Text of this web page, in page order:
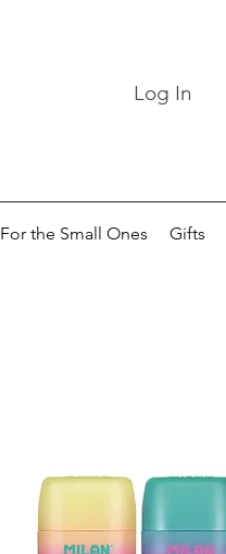
Log In
For the Small Ones Gifts